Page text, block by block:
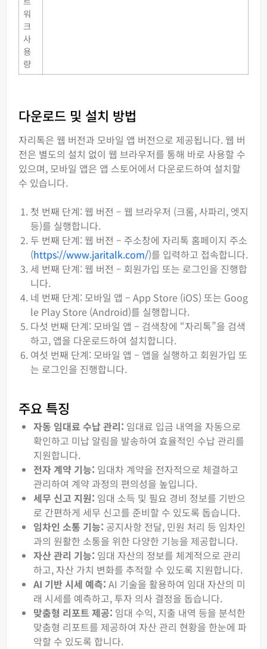
워
크
사
용
량
다운로드 및 설치 방법
자리톡은 웹 버전과 모바일 앱 버전으로 제공됩니다. 웹 버
전은 별도의 설치 없이 웹 브라우저를 통해 바로 사용할 수
있으며, 모바일 앱은 앱 스토어에서 다운로드하여 설치할
수 있습니다.
첫 번째 단계: 웹 버전 – 웹 브라우저 (크롬, 사파리, 엣지
등)를 실행합니다.
두 번째 단계: 웹 버전 – 주소창에 자리톡 홈페이지 주소
(https://www.jaritalk.com/)를 입력하고 접속합니다.
세 번째 단계: 웹 버전 – 회원가입 또는 로그인을 진행합
니다.
네 번째 단계: 모바일 앱 – App Store (iOS) 또는 Goog
le Play Store (Android)를 실행합니다.
다섯 번째 단계: 모바일 앱 – 검색창에 “자리톡”을 검색
하고, 앱을 다운로드하여 설치합니다.
여섯 번째 단계: 모바일 앱 – 앱을 실행하고 회원가입 또
는 로그인을 진행합니다.
주요 특징
자동 임대료 수납 관리: 임대료 입금 내역을 자동으로
확인하고 미납 알림을 발송하여 효율적인 수납 관리를
지원합니다.
전자 계약 기능: 임대차 계약을 전자적으로 체결하고
관리하여 계약 과정의 편의성을 높입니다.
세무 신고 지원: 임대 소득 및 필요 경비 정보를 기반으
로 간편하게 세무 신고를 준비할 수 있도록 돕습니다.
임차인 소통 기능: 공지사항 전달, 민원 처리 등 임차인
과의 원활한 소통을 위한 다양한 기능을 제공합니다.
자산 관리 기능: 임대 자산의 정보를 체계적으로 관리
하고, 자산 가치 변화를 추적할 수 있도록 지원합니다.
AI 기반 시세 예측: AI 기술을 활용하여 임대 자산의 미
래 시세를 예측하고, 투자 의사 결정을 돕습니다.
맞춤형 리포트 제공: 임대 수익, 지출 내역 등을 분석한
맞춤형 리포트를 제공하여 자산 관리 현황을 한눈에 파
악할 수 있도록 합니다.